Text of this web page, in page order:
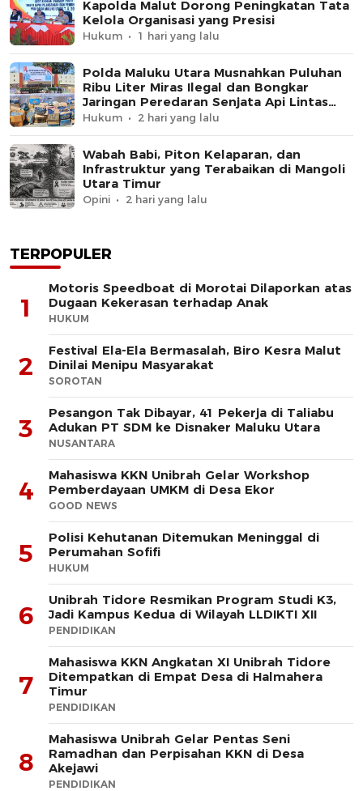
Kapolda Malut Dorong Peningkatan Tata
Kelola Organisasi yang Presisi
Hukum 1 hari yang lalu
Polda Maluku Utara Musnahkan Puluhan
Ribu Liter Miras Ilegal dan Bongkar
Jaringan Peredaran Senjata Api Lintas
Negara
Hukum 2 hari yang lalu
Wabah Babi, Piton Kelaparan, dan
Infrastruktur yang Terabaikan di Mangoli
Utara Timur
Opini 2 hari yang lalu
TERPOPULER
1
Motoris Speedboat di Morotai Dilaporkan atas
Dugaan Kekerasan terhadap Anak
HUKUM
2
Festival Ela-Ela Bermasalah, Biro Kesra Malut
Dinilai Menipu Masyarakat
SOROTAN
3
Pesangon Tak Dibayar, 41 Pekerja di Taliabu
Adukan PT SDM ke Disnaker Maluku Utara
NUSANTARA
4
Mahasiswa KKN Unibrah Gelar Workshop
Pemberdayaan UMKM di Desa Ekor
GOOD NEWS
5
Polisi Kehutanan Ditemukan Meninggal di
Perumahan Sofifi
HUKUM
6
Unibrah Tidore Resmikan Program Studi K3,
Jadi Kampus Kedua di Wilayah LLDIKTI XII
PENDIDIKAN
7
Mahasiswa KKN Angkatan XI Unibrah Tidore
Ditempatkan di Empat Desa di Halmahera
Timur
PENDIDIKAN
8
Mahasiswa Unibrah Gelar Pentas Seni
Ramadhan dan Perpisahan KKN di Desa
Akejawi
PENDIDIKAN